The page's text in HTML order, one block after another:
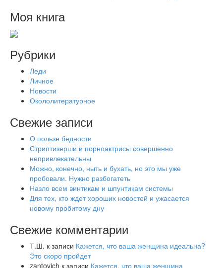
Моя книга
Рубрики
Леди
Личное
Новости
Окололитературное
Свежие записи
О пользе бедности
Стриптизерши и порноактрисы совершенно
непривлекательны
Можно, конечно, ныть и бухать, но это мы уже
пробовали. Нужно разбогатеть
Назло всем винтикам и шпунтикам системы
Для тех, кто ждет хороших новостей и ужасается
новому пробитому дну
Свежие комментарии
Т.Ш. к записи Кажется, что ваша женщина идеальна?
Это скоро пройдет
zantovich к записи Кажется, что ваша женщина